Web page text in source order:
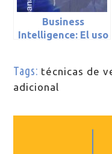
Business
Intelligence: El uso
empresarial
Tags: técnicas de
adicional